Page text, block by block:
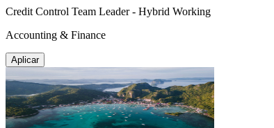
Credit Control Team Leader - Hybrid Working
Accounting & Finance
Aplicar